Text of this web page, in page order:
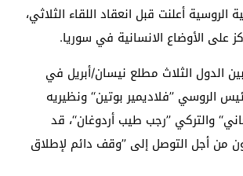
الروسية أعلنت قبل انعقاد اللقاء الثلاثي،
على الأوضاع الانسانية في سوريا.
الدول الثلاث مطلع نيسان/أبريل في
الروسي ’’فلاديمير بوتين‘‘ ونظيريه
والتركي ’’رجب طيب أردوغان‘‘، قد
من أجل التوصل إلى ’’وقف دائم لإطلاق